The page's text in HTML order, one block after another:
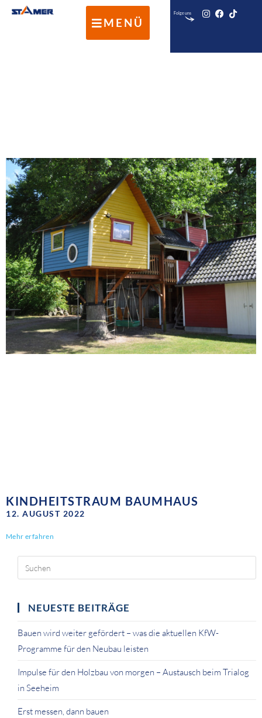
MENÜ
Folge uns
KINDHEITSTRAUM BAUMHAUS
12. AUGUST 2022
Mehr erfahren
NEUESTE BEITRÄGE
Bauen wird weiter gefördert – was die aktuellen KfW-
Programme für den Neubau leisten
Impulse für den Holzbau von morgen – Austausch beim Trialog
in Seeheim
Erst messen, dann bauen